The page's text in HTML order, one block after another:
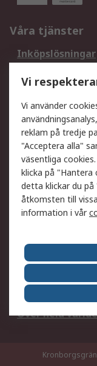
Våra tjänster
Inköpslösningar
DesignSpark
Ditt lokala
Support
Få hjälp
Leverans
Begär en
Om RS
Det juridiska
Jobba hos RS
Över hela
Vi
Vi använder
reklam på tredje
"Acceptera alla"
väsentliga
klicka på "Hantera
detta klickar du på
åtkomsten till
information i vår